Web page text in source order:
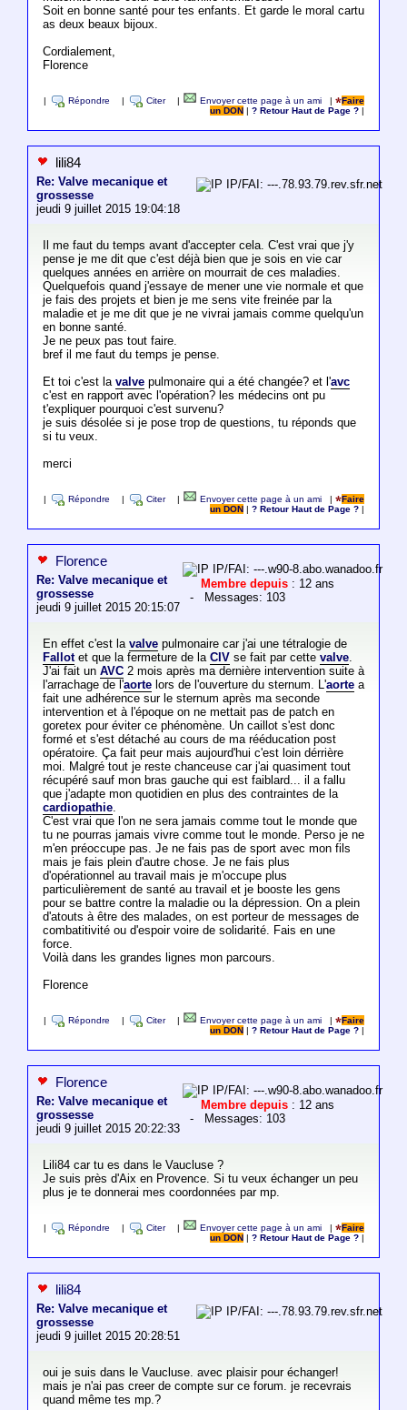
Soit en bonne santé pour tes enfants. Et garde le moral cartu
as deux beaux bijoux.
Cordialement,
Florence
Répondre Citer Envoyer cette page à un ami |
Faire
un DON
|? Retour Haut de Page ?
lili84
Re: Valve mecanique et
grossesse
jeudi 9 juillet 2015 19:04:18
IP/FAI: ---.78.93.79.rev.sfr.net
Il me faut du temps avant d'accepter cela. C'est vrai que j'y
pense je me dit que c'est déjà bien que je sois en vie car
quelques années en arrière on mourrait de ces maladies.
Quelquefois quand j'essaye de mener une vie normale et que
je fais des projets et bien je me sens vite freinée par la
maladie et je me dit que je ne vivrai jamais comme quelqu'un
en bonne santé.
Je ne peux pas tout faire.
bref il me faut du temps je pense.
Et toi c'est la valvepulmonaire qui a été changée? et l'avc
c'est en rapport avec l'opération? les médecins ont pu
t'expliquer pourquoi c'est survenu?
je suis désolée si je pose trop de questions, tu réponds que
si tu veux.
merci
Répondre Citer Envoyer cette page à un ami |
Faire
un DON
|? Retour Haut de Page ?
Florence
Re: Valve mecanique et
grossesse
jeudi 9 juillet 2015 20:15:07
IP/FAI: ---.w90-8.abo.wanadoo.fr
Membre depuis : 12 ans
- Messages: 103
En effet c'est la valvepulmonaire car j'ai une tétralogie de
Fallotet que la fermeture de la CIVse fait par cette valve.
J'ai fait un AVC2 mois après ma dernière intervention suite à
l'arrachage de l'aortelors de l'ouverture du sternum. L'aortea
fait une adhérence sur le sternum après ma seconde
intervention et à l'époque on ne mettait pas de patch en
goretex pour éviter ce phénomène. Un caillot s'est donc
formé et s'est détaché au cours de ma rééducation post
opératoire. Ça fait peur mais aujourd'hui c'est loin dérrière
moi. Malgré tout je reste chanceuse car j'ai quasiment tout
récupéré sauf mon bras gauche qui est faiblard... il a fallu
que j'adapte mon quotidien en plus des contraintes de la
cardiopathie.
C'est vrai que l'on ne sera jamais comme tout le monde que
tu ne pourras jamais vivre comme tout le monde. Perso je ne
m'en préoccupe pas. Je ne fais pas de sport avec mon fils
mais je fais plein d'autre chose. Je ne fais plus
d'opérationnel au travail mais je m'occupe plus
particulièrement de santé au travail et je booste les gens
pour se battre contre la maladie ou la dépression. On a plein
d'atouts à être des malades, on est porteur de messages de
combatitivité ou d'espoir voire de solidarité. Fais en une
force.
Voilà dans les grandes lignes mon parcours.
Florence
Répondre Citer Envoyer cette page à un ami |
Faire
un DON
|? Retour Haut de Page ?
Florence
Re: Valve mecanique et
grossesse
jeudi 9 juillet 2015 20:22:33
IP/FAI: ---.w90-8.abo.wanadoo.fr
Membre depuis : 12 ans
- Messages: 103
Lili84 car tu es dans le Vaucluse ?
Je suis près d'Aix en Provence. Si tu veux échanger un peu
plus je te donnerai mes coordonnées par mp.
Répondre Citer Envoyer cette page à un ami |
Faire
un DON
|? Retour Haut de Page ?
lili84
Re: Valve mecanique et
grossesse
jeudi 9 juillet 2015 20:28:51
IP/FAI: ---.78.93.79.rev.sfr.net
oui je suis dans le Vaucluse. avec plaisir pour échanger!
mais je n'ai pas creer de compte sur ce forum. je recevrais
quand même tes mp.?